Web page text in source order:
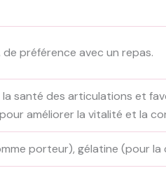
de préférence avec un repas.
santé des articulations et
améliorer la vitalité et la
porteur), gélatine (pour la